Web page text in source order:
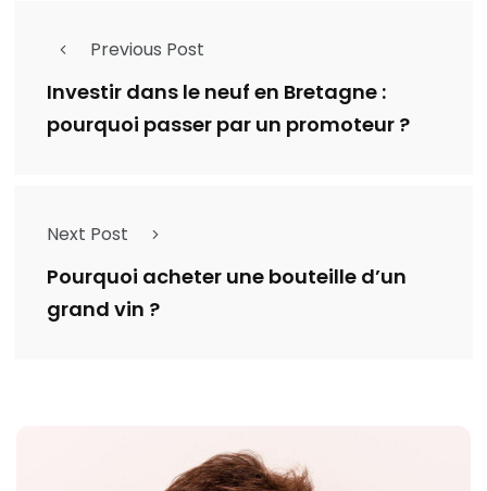
Previous Post
Investir dans le neuf en Bretagne :
pourquoi passer par un promoteur ?
Next Post
Pourquoi acheter une bouteille d’un
grand vin ?